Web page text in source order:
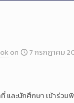
on 7 กรกฎาคม
และนักศึกษา เข้าร่